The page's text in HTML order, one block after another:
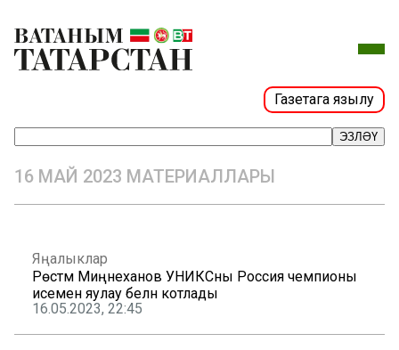
Газетага язылу
ЭЗЛӘҮ
16 МАЙ 2023 МАТЕРИАЛЛАРЫ
Яңалыклар
Рөстәм Миңнеханов УНИКСны Россия чемпионы
исемен яулау белән котлады
16.05.2023, 22:45